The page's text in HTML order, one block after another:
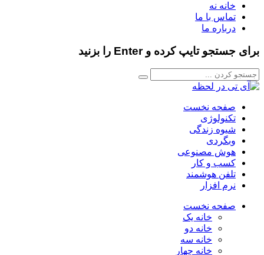
خانه نه
تماس با ما
درباره ما
برای جستجو تایپ کرده و Enter را بزنید
صفحه نخست
تکنولوژی
شیوه زندگی
وبگردی
هوش مصنوعی
کسب و کار
تلفن هوشمند
نرم افزار
صفحه نخست
خانه یک
خانه دو
خانه سه
خانه چهار